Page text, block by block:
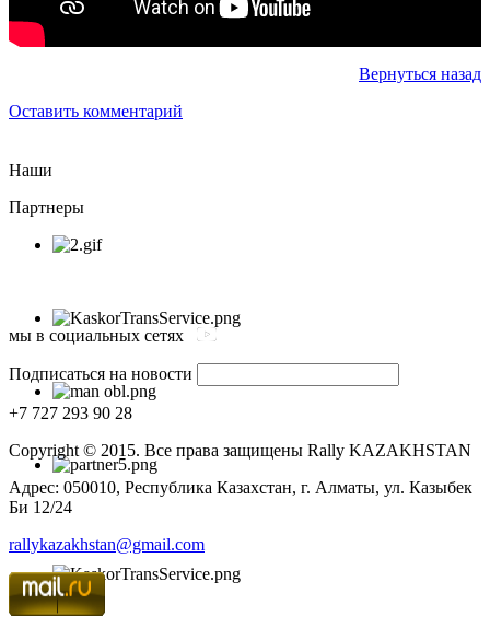
Вернуться назад
Оставить комментарий
Наши
Партнеры
мы в социальных сетях
Подписаться на новости
+7 727 293 90 28
Copyright © 2015. Все права защищены Rally KAZAKHSTAN
Адрес: 050010, Республика Казахстан, г. Алматы, ул. Казыбек
Би 12/24
rallykazakhstan@gmail.com